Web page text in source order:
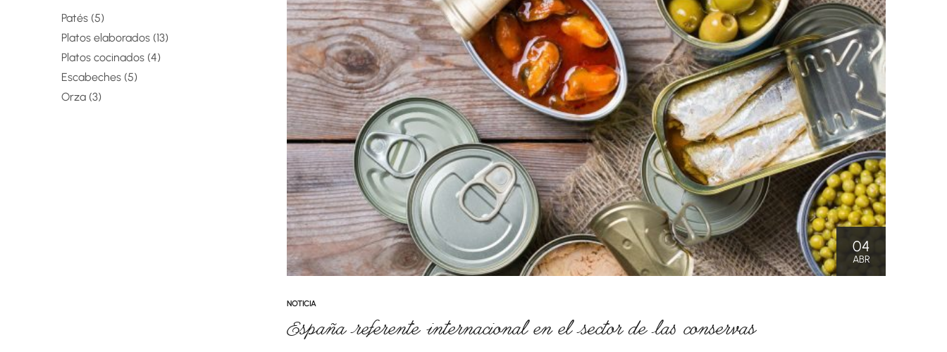
Patés 5
Platos elaborados 13
Platos cocinados 4
Escabeches 5
Orza 3
04
ABR
NOTICIA
España referente internacional en el sector de las conservas